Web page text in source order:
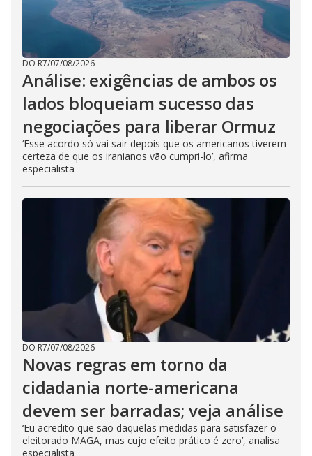
DO R7/07/08/2026
Análise: exigências de ambos os
lados bloqueiam sucesso das
negociações para liberar Ormuz
‘Esse acordo só vai sair depois que os americanos tiverem
certeza de que os iranianos vão cumpri-lo’, afirma
especialista
DO R7/07/08/2026
Novas regras em torno da
cidadania norte-americana
devem ser barradas; veja análise
‘Eu acredito que são daquelas medidas para satisfazer o
eleitorado MAGA, mas cujo efeito prático é zero’, analisa
especialista